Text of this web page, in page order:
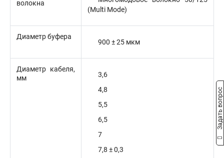
волокна
(Multi Mode)
Диаметр буфера
900 ± 25 мкм
Диаметр кабеля,
мм
3,6
4,8
5,5
6,5
7
7,8 ± 0,3
Задать вопрос